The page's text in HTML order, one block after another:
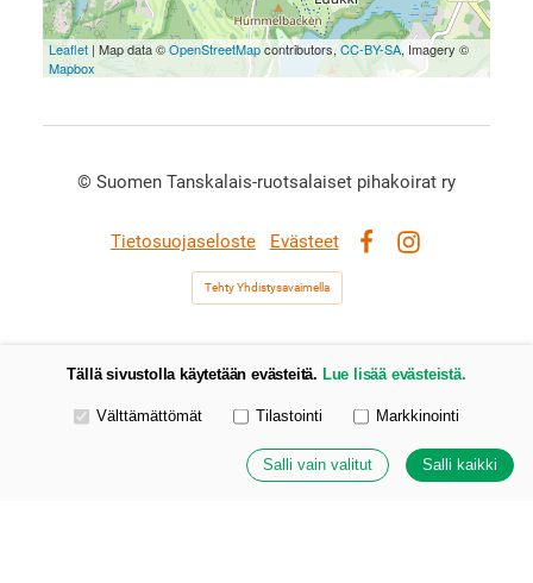
Leaflet| Map data ©OpenStreetMapcontributors,CC-BY-SA, Imagery ©
Mapbox
© Suomen Tanskalais-ruotsalaiset pihakoirat ry
Tietosuojaseloste
Evästeet
Tehty Yhdistysavaimella
Tällä sivustolla käytetään evästeitä. Lue lisää evästeistä.
Valitse käytettävät evästeet
Välttämättömät Tilastointi Markkinointi
Salli vain valitut Salli kaikki